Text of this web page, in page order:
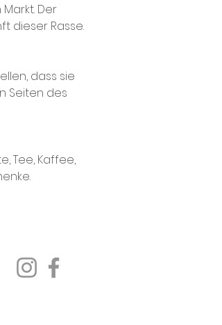
Der
dieser Rasse.
dass sie
Seiten des
Tee, Kaffee,